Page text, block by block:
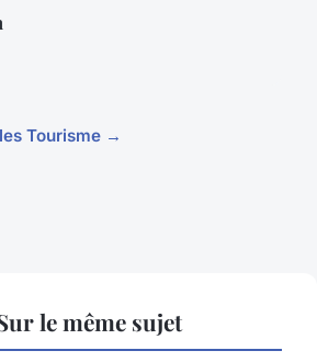
Tourisme →
le même sujet